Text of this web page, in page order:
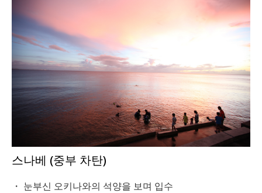
스나베 (중부 차탄)
・ 눈부신 오키나와의 석양을 보며 입수